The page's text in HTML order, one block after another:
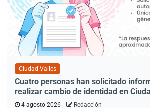
Ciudad Valles
Cuatro personas han solicitado
realizar cambio de identidad en
4 agosto 2026 Redacción